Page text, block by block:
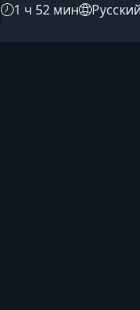
а также научиться
партнёром.О чём
1 ч 52 мин Русский